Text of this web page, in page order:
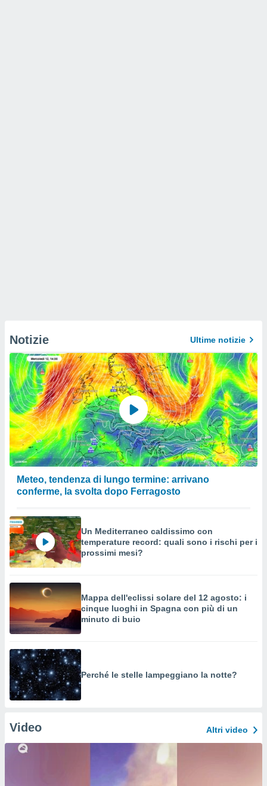
Notizie Ultime notizie
Meteo, tendenza di lungo termine: arrivano
conferme, la svolta dopo Ferragosto
Un Mediterraneo caldissimo con
temperature record: quali sono i rischi per i
prossimi mesi?
Mappa dell'eclissi solare del 12 agosto: i
cinque luoghi in Spagna con più di un
minuto di buio
Perché le stelle lampeggiano la notte?
Video Altri video